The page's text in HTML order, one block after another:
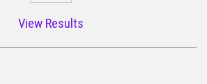
View Results